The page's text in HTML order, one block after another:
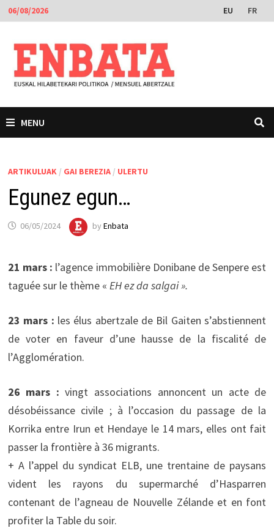
Skip
to
content
06/08/2026 EU FR
MENU
ARTIKULUAK / GAI BEREZIA/ ULERTU
Egunez egun…
06/05/2024 by Enbata
21 mars : l’agence immobilière Donibane de Senpere est
taguée sur le thème « EH ez da salgai ».
23 mars : les élus abertzale de Bil Gaiten s’abstiennent
de voter en faveur d’une hausse de la fiscalité de
l’Agglomération.
26 mars : vingt associations annoncent un acte de
désobéissance civile ; à l’occasion du passage de la
Korrika entre Irun et Hendaye le 14 mars, elles ont fait
passer la frontière à 36 migrants.
+ A l’appel du syndicat ELB, une trentaine de paysans
vident les rayons du supermarché d’Hasparren
contenant de l’agneau de Nouvelle Zélande et en font
profiter la Table du soir.